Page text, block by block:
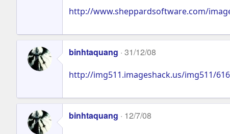
http://www.sheppardsoftware.com/
binhtaquang 31/12/08
http://img511.imageshack.us/img511/
binhtaquang 12/7/08